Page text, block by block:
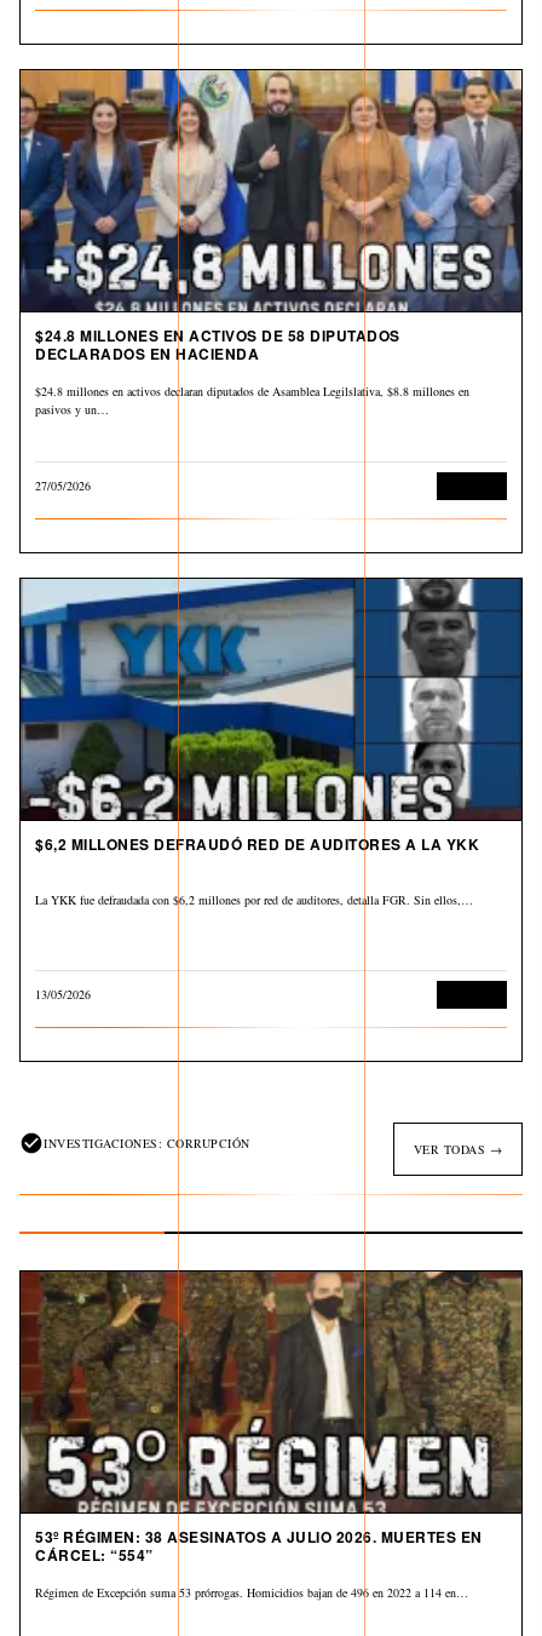
$24.8 MILLONES EN ACTIVOS DE 58 DIPUTADOS
DECLARADOS EN HACIENDA
$24.8 millones en activos declaran diputados de Asamblea Legilslativa, $8.8 millones en
pasivos y un…
27/05/2026
$6,2 MILLONES DEFRAUDÓ RED DE AUDITORES A LA YKK
La YKK fue defraudada con $6,2 millones por red de auditores, detalla FGR. Sin ellos,…
13/05/2026
INVESTIGACIONES: CORRUPCIÓN VER TODAS →
53º RÉGIMEN: 38 ASESINATOS A JULIO 2026. MUERTES EN
CÁRCEL: “554”
Régimen de Excepción suma 53 prórrogas. Homicidios bajan de 496 en 2022 a 114 en…